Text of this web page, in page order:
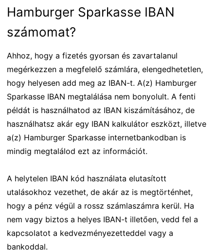
Hamburger Sparkasse IBAN
számomat?
Ahhoz, hogy a fizetés gyorsan és zavartalanul
megérkezzen a megfelelő számlára, elengedhetetlen,
hogy helyesen add meg az IBAN-t. A(z) Hamburger
Sparkasse IBAN megtalálása nem bonyolult. A fenti
példát is használhatod az IBAN kiszámításához, de
használhatsz akár egy IBAN kalkulátor eszközt, illetve
a(z) Hamburger Sparkasse internetbankodban is
mindig megtalálod ezt az információt.
A helytelen IBAN kód használata elutasított
utalásokhoz vezethet, de akár az is megtörténhet,
hogy a pénz végül a rossz számlaszámra kerül. Ha
nem vagy biztos a helyes IBAN-t illetően, vedd fel a
kapcsolatot a kedvezményezetteddel vagy a
bankoddal.